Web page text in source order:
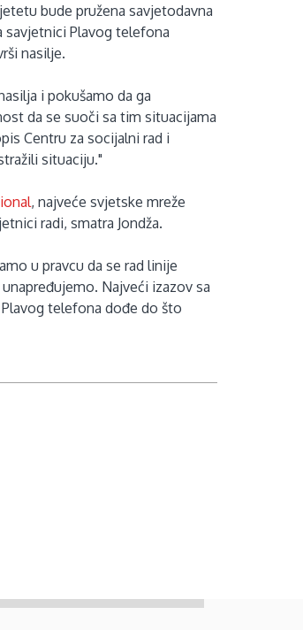
bude pružena savjetodavna
savjetnici Plavog telefona
nasilje.
i pokušamo da ga
da se suoči sa tim situacijama
Centru za socijalni rad i
situaciju."
, najveće svjetske mreže
radi, smatra Jondža.
u pravcu da se rad linije
Najveći izazov sa
telefona dođe do što